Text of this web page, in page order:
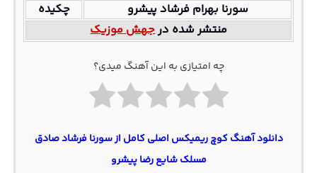
سورنا بهرام فرشاد پیشرو
چکیده
منتشر شده درجهش موزیک
چه امتیازی به این آهنگ میدی؟
دانلود آهنگ کوچ ریمیکس اصلی کامل از سورنا فرشاد صادق
مسلک شایع رضا پیشرو